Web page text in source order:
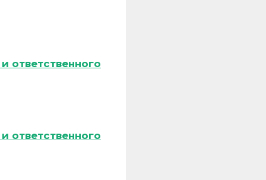
ответственного
ответственного